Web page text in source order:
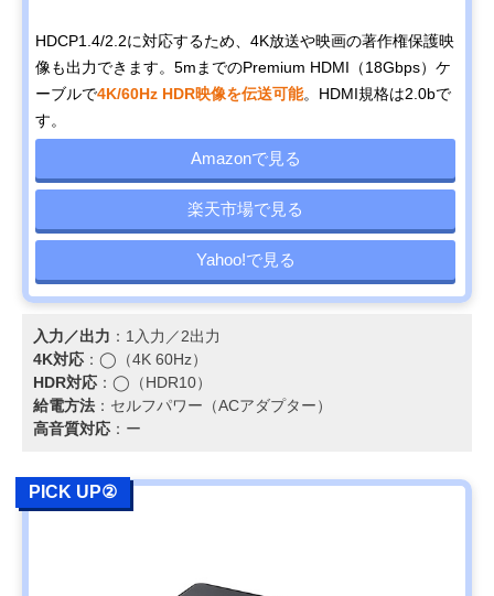
HDCP1.4/2.2に対応するため、4K放送や映画の著作権保護映
像も出力できます。5mまでのPremium HDMI（18Gbps）ケ
ーブルで4K/60Hz HDR映像を伝送可能。HDMI規格は2.0bで
す。
Amazonで見る
楽天市場で見る
Yahoo!で見る
入力／出力 ：1入力／2出力
4K対応 ：◯（4K 60Hz）
HDR対応 ：◯（HDR10）
給電方法 ：セルフパワー（ACアダプター）
高音質対応 ：ー
PICK UP②